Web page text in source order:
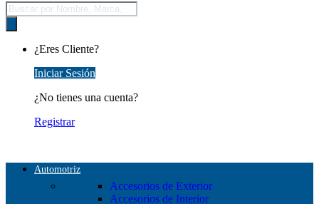
Búsqueda
de
productos
¿Eres Cliente?
Iniciar Sesión
¿No tienes una cuenta?
Registrar
Automotriz
Accesorios de Exterior
Accesorios de Interior